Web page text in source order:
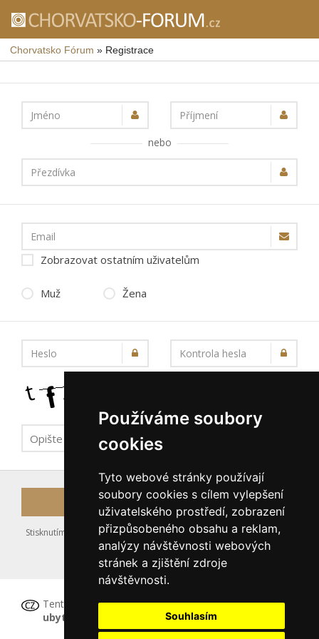
Používáme soubory
cookies
Tyto webové stránky používají
soubory cookies s cílem vylepšení
uživatelského prostředí, zobrazení
přizpůsobeného obsahu a reklam,
analýzy návštěvnosti webových
stránek a zjištění zdroje
návštěvnosti.
Souhlasím
Chorvatsko Fórum » Registrace
Jméno
Příjmení
nebo
Přezdívka
Email
Zobrazovat ostatním uživatelům
Muž Žena
Heslo Kontrola hesla
Registrovat
Stisknutím tlačítka Registrovat souhlasíte s uložením výše zadaných
údajů do databáze serveru, viz podmínky
nakládání s osobními údaji.
Tento formulářnení určen pro registraci
ubytovacího zařízení
, tu proveďte prosím